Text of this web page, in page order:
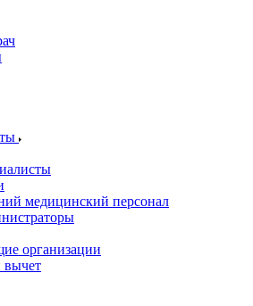
медицинский персонал
организации
вычет